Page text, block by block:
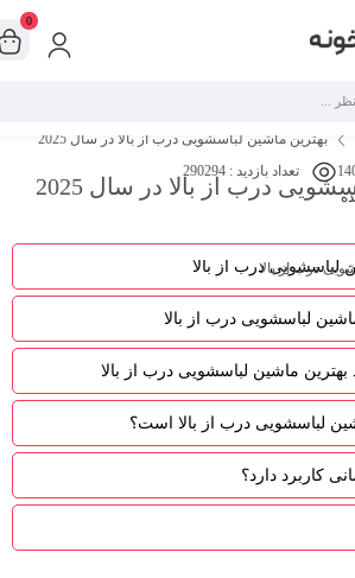
بهترین ماشین لباسشویی درب از بالا در سال 2025
درب از بالا در سال 2025
تعداد بازدید : 290294
درب از بالا
لباسشویی درب از بالا
ماشین لباسشویی درب از بالا
لباسشویی درب از بالا است؟
کاربرد دارد؟